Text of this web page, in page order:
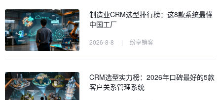
制造业CRM选型排行榜：这8款系统最懂
中国工厂
2026-8-8 | 纷享销客
CRM选型实力榜：2026年口碑最好的5款
客户关系管理系统